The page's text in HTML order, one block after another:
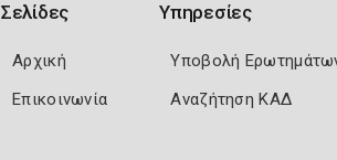
Σελίδες
Αρχική
Επικοινωνία
Υπηρεσίες
Υποβολή
Αναζήτηση ΚΑΔ